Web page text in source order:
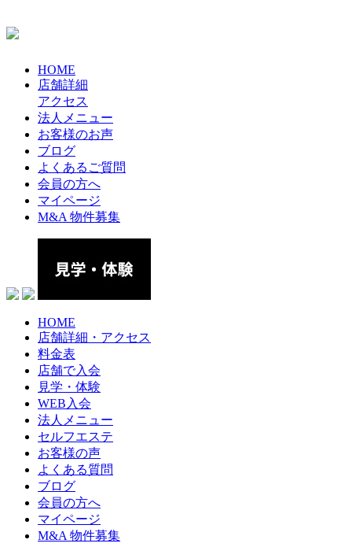
HOME
店舗詳細
アクセス
法人メニュー
お客様のお声
ブログ
よくあるご質問
会員の方へ
マイページ
M&A 物件募集
HOME
店舗詳細・アクセス
料金表
店舗で入会
見学・体験
WEB入会
法人メニュー
セルフエステ
お客様の声
よくある質問
ブログ
会員の方へ
マイページ
M&A 物件募集